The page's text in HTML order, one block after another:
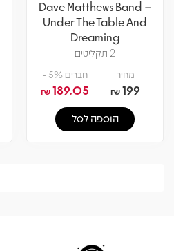
Dave Matthews Band –
Under The Table And
Dreaming
2 תקליטים
מחיר
199
₪
חברים 5% -
189.05
₪
הוספה לסל